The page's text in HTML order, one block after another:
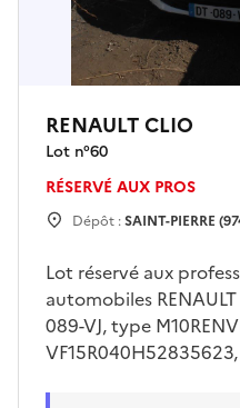
RENAULT CLIO
Lot n°60
RÉSERVÉ AUX PROS
Dépôt :SAINT-PIERRE
Lot réservé aux
automobiles
089-VJ, type